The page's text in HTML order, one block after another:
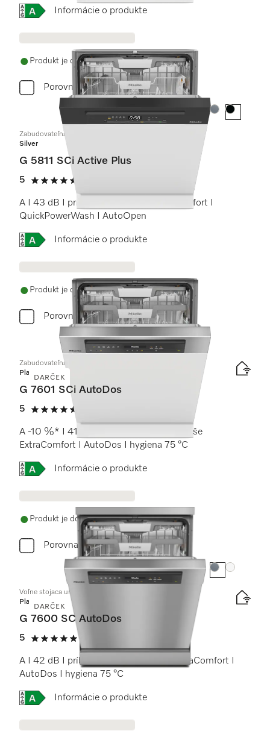
Online Label Flag, Energetický štítok
Informácie o produkte
Produkt je dostupný
Porovnať
Farba:Farba:
Zabudovateľná umývačka riadu
Silver
G 5811 SCi Active Plus
5
5 / 5
A I 43 dB I príborová zásuvka I koše Comfort I
QuickPowerWash I AutoOpen
Online Label Flag, Energetický štítok
Informácie o produkte
Produkt je dostupný
Porovnať
DARČEK
Zabudovateľná umývačka riadu
Platinum
G 7601 SCi AutoDos
5
5 / 5
A -10 %* I 41 dB I príborová zásuvka I koše
ExtraComfort I AutoDos I hygiena 75 °C
Online Label Flag, Energetický štítok
Informácie o produkte
Produkt je dostupný
Porovnať
DARČEK
Farba:Farba:
Voľne stojaca umývačka riadu
Platinum
G 7600 SC AutoDos
5
5 / 5
A I 42 dB I príborová zásuvka I koše ExtraComfort I
AutoDos I hygiena 75 °C
Online Label Flag, Energetický štítok
Informácie o produkte